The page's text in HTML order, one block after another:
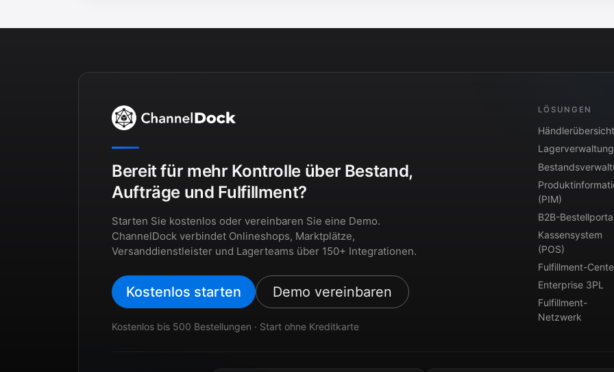
Bereit für mehr Kontrolle über Bestand,
Aufträge und Fulfillment?
Starten Sie kostenlos oder vereinbaren Sie eine Demo.
ChannelDock verbindet Onlineshops, Marktplätze,
Versanddienstleister und Lagerteams über 150+ Integrationen.
Kostenlos starten Demo vereinbaren
Kostenlos bis 500 Bestellungen · Start ohne Kreditkarte
LÖSUNGEN
Händlerübersicht
Lagerverwaltung
(PIM)
B2B-
Kassensystem
(POS)
Fulfillment-
Enterprise 3PL
Fulfillment-
Netzwerk